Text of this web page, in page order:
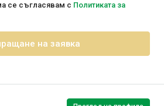
се съгласявам с Политиката за
на заявка